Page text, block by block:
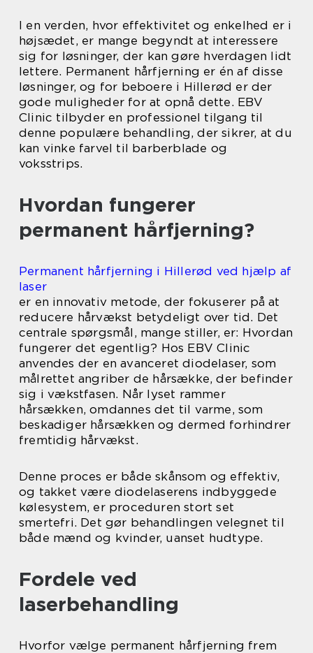
I en verden, hvor effektivitet og enkelhed er i
højsædet, er mange begyndt at interessere
sig for løsninger, der kan gøre hverdagen lidt
lettere. Permanent hårfjerning er én af disse
løsninger, og for beboere i Hillerød er der
gode muligheder for at opnå dette. EBV
Clinic tilbyder en professionel tilgang til
denne populære behandling, der sikrer, at du
kan vinke farvel til barberblade og
voksstrips.
Hvordan fungerer
permanent hårfjerning?
Permanent hårfjerning i Hillerød ved hjælp af
laser
er en innovativ metode, der fokuserer på at
reducere hårvækst betydeligt over tid. Det
centrale spørgsmål, mange stiller, er: Hvordan
fungerer det egentlig? Hos EBV Clinic
anvendes der en avanceret diodelaser, som
målrettet angriber de hårsække, der befinder
sig i vækstfasen. Når lyset rammer
hårsækken, omdannes det til varme, som
beskadiger hårsækken og dermed forhindrer
fremtidig hårvækst.
Denne proces er både skånsom og effektiv,
og takket være diodelaserens indbyggede
kølesystem, er proceduren stort set
smertefri. Det gør behandlingen velegnet til
både mænd og kvinder, uanset hudtype.
Fordele ved
laserbehandling
Hvorfor vælge permanent hårfjerning frem